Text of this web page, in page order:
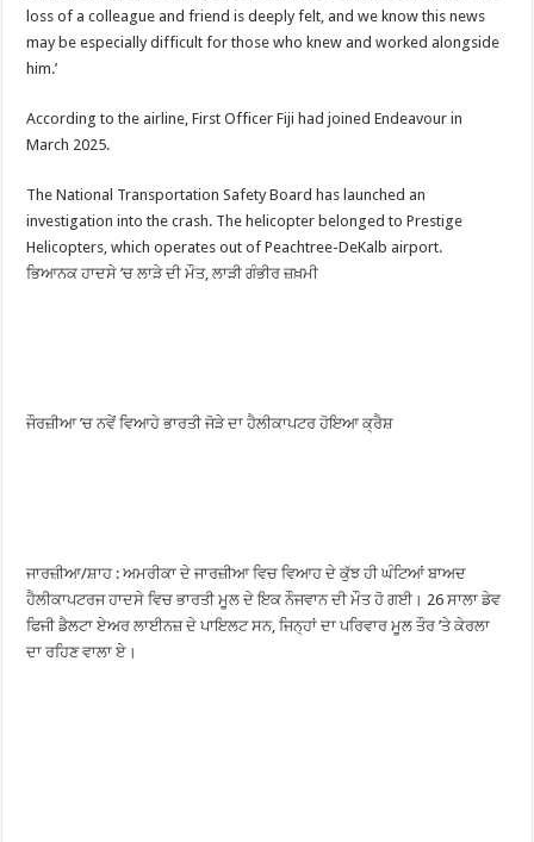
loss of a colleague and friend is deeply felt, and we know this news
may be especially difficult for those who knew and worked alongside
him.’
According to the airline, First Officer Fiji had joined Endeavour in
March 2025.
The National Transportation Safety Board has launched an
investigation into the crash. The helicopter belonged to Prestige
Helicopters, which operates out of Peachtree-DeKalb airport.
ਭਿਆਨਕ ਹਾਦਸੇ ’ਚ ਲਾੜੇ ਦੀ ਮੌਤ, ਲਾੜੀ ਗੰਭੀਰ ਜ਼ਖ਼ਮੀ
ਜੌਰਜ਼ੀਆ ’ਚ ਨਵੇਂ ਵਿਆਹੇ ਭਾਰਤੀ ਜੋੜੇ ਦਾ ਹੈਲੀਕਾਪਟਰ ਹੋਇਆ ਕ੍ਰੈਸ਼
ਜਾਰਜ਼ੀਆ/ਸ਼ਾਹ : ਅਮਰੀਕਾ ਦੇ ਜਾਰਜ਼ੀਆ ਵਿਚ ਵਿਆਹ ਦੇ ਕੁੱਝ ਹੀ ਘੰਟਿਆਂ ਬਾਅਦ
ਹੈਲੀਕਾਪਟਰਜ ਹਾਦਸੇ ਵਿਚ ਭਾਰਤੀ ਮੂਲ ਦੇ ਇਕ ਨੌਜਵਾਨ ਦੀ ਮੌਤ ਹੋ ਗਈ। 26 ਸਾਲਾ ਡੇਵ
ਫਿਜੀ ਡੈਲਟਾ ਏਅਰ ਲਾਈਨਜ਼ ਦੇ ਪਾਇਲਟ ਸਨ, ਜਿਨ੍ਹਾਂ ਦਾ ਪਰਿਵਾਰ ਮੂਲ ਤੌਰ ’ਤੇ ਕੇਰਲਾ
ਦਾ ਰਹਿਣ ਵਾਲਾ ਏ।